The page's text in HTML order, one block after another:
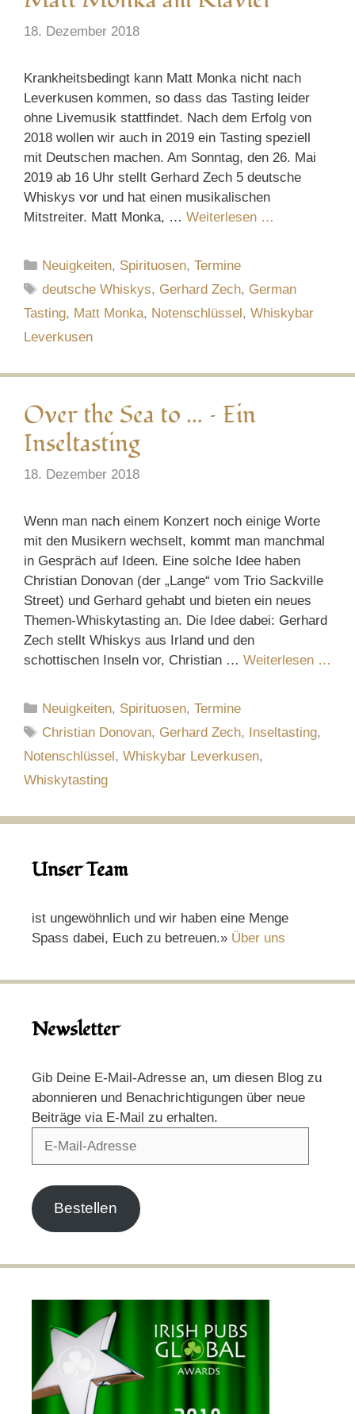
18. Dezember 2018
Krankheitsbedingt kann Matt Monka nicht nach
Leverkusen kommen, so dass das Tasting leider
ohne Livemusik stattfindet. Nach dem Erfolg von
2018 wollen wir auch in 2019 ein Tasting speziell
mit Deutschen machen. Am Sonntag, den 26. Mai
2019 ab 16 Uhr stellt Gerhard Zech 5 deutsche
Whiskys vor und hat einen musikalischen
Mitstreiter. Matt Monka, … Weiterlesen …
Kategorien
Neuigkeiten, Spirituosen,Termine
Schlagwörter
deutsche Whiskys, Gerhard Zech, German
Tasting, Matt Monka, Notenschlüssel, Whiskybar
Leverkusen
Over the Sea to … – Ein
Inseltasting
18. Dezember 2018
Wenn man nach einem Konzert noch einige Worte
mit den Musikern wechselt, kommt man manchmal
in Gespräch auf Ideen. Eine solche Idee haben
Christian Donovan (der „Lange“ vom Trio Sackville
Street) und Gerhard gehabt und bieten ein neues
Themen-Whiskytasting an. Die Idee dabei: Gerhard
Zech stellt Whiskys aus Irland und den
schottischen Inseln vor, Christian … Weiterlesen …
Kategorien
Neuigkeiten, Spirituosen,Termine
Schlagwörter
Christian Donovan, Gerhard Zech, Inseltasting,
Notenschlüssel, Whiskybar Leverkusen,
Whiskytasting
Unser Team
ist ungewöhnlich und wir haben eine Menge
Spass dabei, Euch zu betreuen.» Über uns
Newsletter
Gib Deine E-Mail-Adresse an, um diesen Blog zu
abonnieren und Benachrichtigungen über neue
Beiträge via E-Mail zu erhalten.
Bestellen